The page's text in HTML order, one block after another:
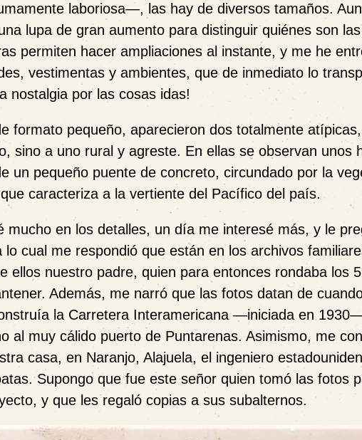
laboriosa—, las hay de diversos tamaños.
lupa de gran aumento para distinguir quiénes son
permiten hacer ampliaciones al instante, y me he
vestimentas y ambientes, que de inmediato lo
nostalgia por las cosas idas!
formato pequeño, aparecieron dos totalmente
sino a uno rural y agreste. En ellas se observan unos
un pequeño puente de concreto, circundado por la
caracteriza a la vertiente del Pacífico del país.
mucho en los detalles, un día me interesé más, y le
cual me respondió que están en losarchivos
ellos nuestro padre, quien para entonces rondaba los
Además, me narró que las fotos datan de
la Carretera Interamericana —iniciada en
al muy cálido puerto de Puntarenas. Asimismo, me
casa, en Naranjo, Alajuela, el ingeniero
Supongo que fue este señor quien tomó las fotos
y que les regaló copias a sus subalternos.